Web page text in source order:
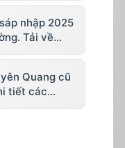
nhập 2025
Tải về
Quang cũ
tiết các